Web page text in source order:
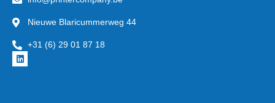
Nieuwe Blaricummerweg 44
+31 (6) 29 01 87 18